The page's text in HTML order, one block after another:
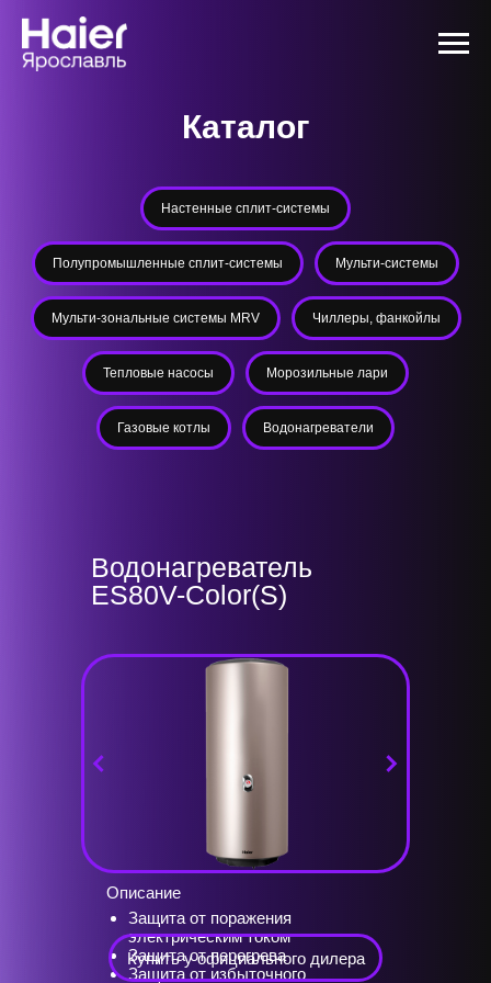
Каталог
Настенные сплит-системы
Полупромышленные сплит-системы Мульти-системы
Мульти-зональные системы MRV Чиллеры, фанкойлы
Тепловые насосы Морозильные лари
Газовые котлы Водонагреватели
Защита от поражения
электрическим током
Защита от перегрева
Защита от избыточного
Описание
Водонагреватель
ES80V-Color(S)
Купить у официального дилера